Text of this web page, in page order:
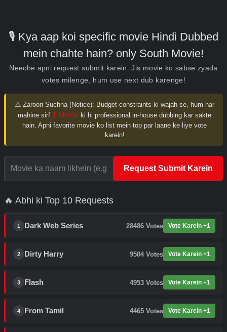
🎙️ Kya aap koi specific movie Hindi Dubbed
mein chahte hain? only South Movie!
Neeche apni request submit karein. Jis movie ko sabse zyada
votes milenge, hum use next dub karenge!
⚠️ Zaroori Suchna (Notice): Budget constraints ki wajah se, hum har
mahine sirf 1 Movie ki hi professional in-house dubbing kar sakte
hain. Apni favorite movie ko list mein top par laane ke liye vote
karein!
Request Submit Karein
🔥 Abhi ki Top 10 Requests
1 Dark Web Series 28486 Votes Vote Karein +1
2 Dirty Harry 9504 Votes Vote Karein +1
3 Flash 4953 Votes Vote Karein +1
4 From Tamil 4465 Votes Vote Karein +1